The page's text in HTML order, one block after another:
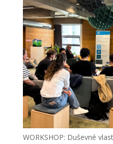
WORKSHOP: Duševné